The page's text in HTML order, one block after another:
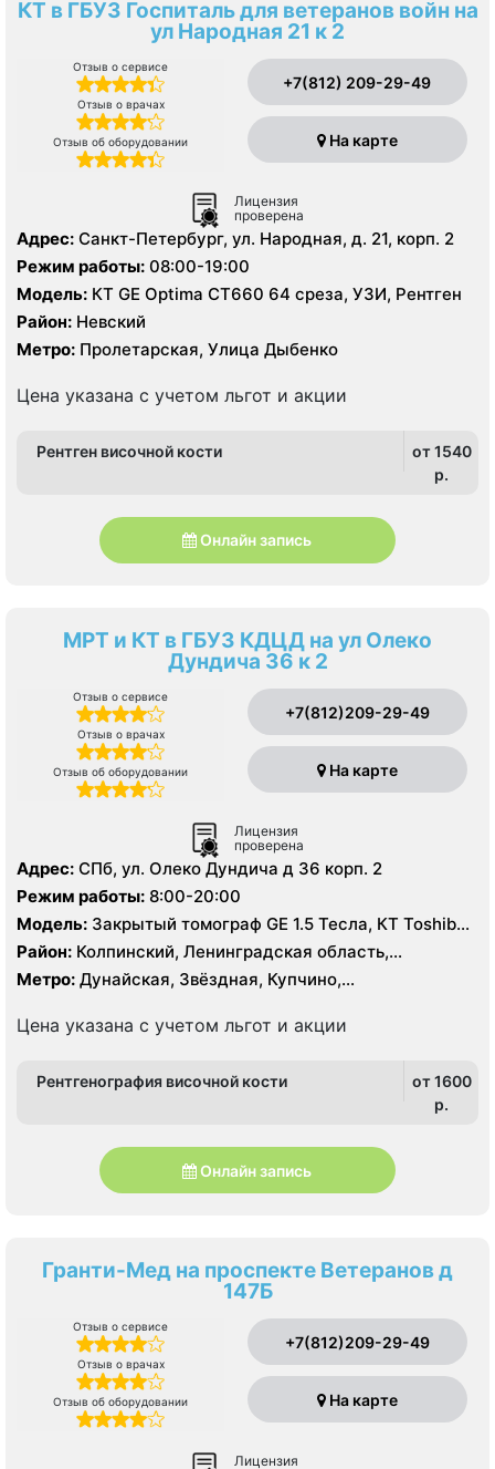
КТ в ГБУЗ Госпиталь для ветеранов войн на
ул Народная 21 к 2
Отзыв о сервисе
Отзыв о врачах
Отзыв об оборудовании
+7(812) 209-29-49
На карте
Лицензия
проверена
Адрес: Санкт-Петербург, ул. Народная, д. 21, корп. 2
Режим работы: 08:00-19:00
Модель: КТ GE Optima CT660 64 среза, УЗИ, Рентген
Район: Невский
Метро: Пролетарская, Улица Дыбенко
Цена указана с учетом льгот и акции
Рентген височной кости
от 1540
p.
Онлайн запись
МРТ и КТ в ГБУЗ КДЦД на ул Олеко
Дундича 36 к 2
Отзыв о сервисе
Отзыв о врачах
Отзыв об оборудовании
+7(812)209-29-49
На карте
Лицензия
проверена
Адрес: СПб, ул. Олеко Дундича д 36 корп. 2
Режим работы: 8:00-20:00
Модель: Закрытый томограф GE 1.5 Тесла, КТ Toshiba
Activion 16 срезов
Район: Колпинский, Ленинградская область,
Московский, Пушкинский, Фрунзенский
Метро: Дунайская, Звёздная, Купчино,
Шушары
Цена указана с учетом льгот и акции
Рентгенография височной кости
от 1600
p.
Онлайн запись
Гранти-Мед на проспекте Ветеранов д
147Б
Отзыв о сервисе
Отзыв о врачах
Отзыв об оборудовании
+7(812)209-29-49
На карте
Лицензия